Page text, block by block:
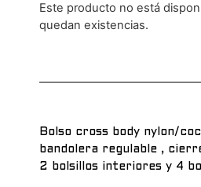
Este producto no está
quedan existencias.
Bolso cross body nylon/
bandolera regulable ,
2 bolsillos interiores y 4